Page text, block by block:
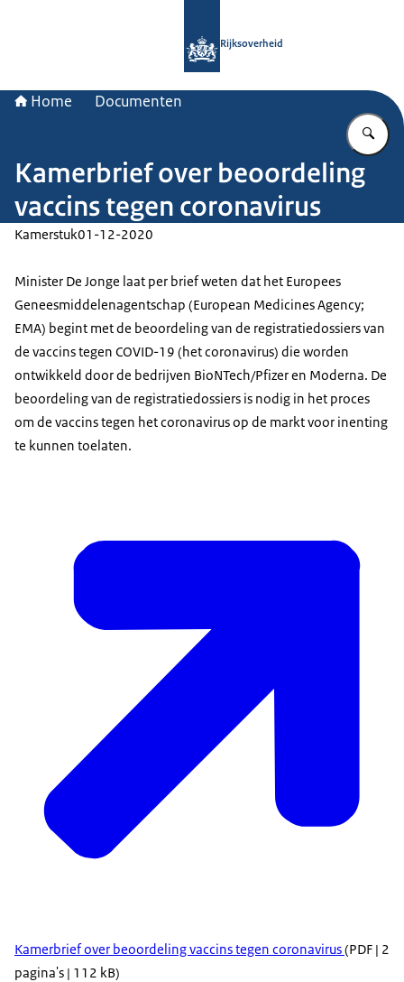
Rijksoverheid
Home Documenten
Kamerbrief over beoordeling
vaccins tegen coronavirus
Kamerstuk01-12-2020
Minister De Jonge laat per brief weten dat het Europees
Geneesmiddelenagentschap (European Medicines Agency;
EMA) begint met de beoordeling van de registratiedossiers van
de vaccins tegen COVID-19 (het coronavirus) die worden
ontwikkeld door de bedrijven BioNTech/Pfizer en Moderna. De
beoordeling van de registratiedossiers is nodig in het proces
om de vaccins tegen het coronavirus op de markt voor inenting
te kunnen toelaten.
Kamerbrief over beoordeling vaccins tegen coronavirus(PDF | 2
pagina's | 112 kB)